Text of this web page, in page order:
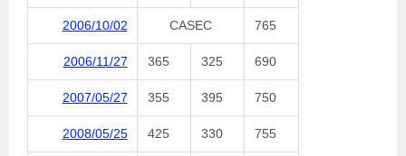
2006/10/02 CASEC 765
2006/11/27 365 325 690
2007/05/27 355 395 750
2008/05/25 425 330 755